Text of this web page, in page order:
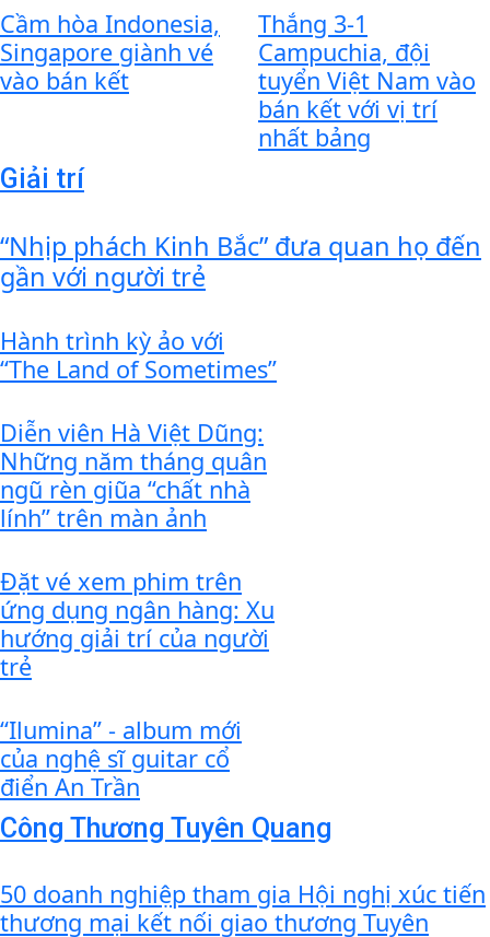
Cầm hòa Indonesia,
Singapore giành vé
vào bán kết
Thắng 3-1
Campuchia, đội
tuyển Việt Nam vào
bán kết với vị trí
nhất bảng
Giải trí
“Nhịp phách Kinh Bắc” đưa quan họ đến
gần với người trẻ
Hành trình kỳ ảo với
“The Land of Sometimes”
Diễn viên Hà Việt Dũng:
Những năm tháng quân
ngũ rèn giũa “chất nhà
lính” trên màn ảnh
Đặt vé xem phim trên
ứng dụng ngân hàng: Xu
hướng giải trí của người
trẻ
“Ilumina” - album mới
của nghệ sĩ guitar cổ
điển An Trần
Công Thương Tuyên Quang
50 doanh nghiệp tham gia Hội nghị xúc tiến
thương mại kết nối giao thương Tuyên